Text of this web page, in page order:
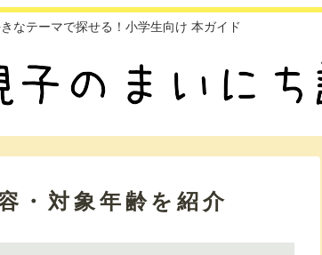
なテーマで探せる！小学生向け 本ガイド
・対象年齢を紹介